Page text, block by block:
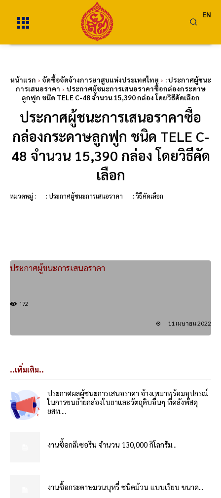
EN
หน้าแรก จัดซื้อจัดจ้างการยาสูบแห่งประเทศไทย
: ประกาศผู้ชนะ
การเสนอราคา
ประกาศผู้ชนะการเสนอราคาซื้อกล่องกระดาษ
ลูกฟูก ชนิด TELE C-48 จำนวน 15,390 กล่อง โดยวิธีคัดเลือก
ประกาศผู้ชนะการเสนอราคาซื้อ
กล่องกระดาษลูกฟูก ชนิด TELE C-
48 จำนวน 15,390 กล่อง โดยวิธีคัด
เลือก
หมวดหมู่ : : ประกาศผู้ชนะการเสนอราคา : วิธีคัดเลือก
ประกาศผู้ขนะการเสนอราคา
172
11 เมษายน 2022
..เพิ่มเติม..
ประกาศผลผู้ชนะการเสนอราคา จ้างเหมาพร้อมอุปกรณ์
ในการขนย้ายกล่องใบยาและวัตถุดิบอื่นๆ ที่คลังพัสดุ
ยสท....
งานซื้อกลีเซอรีน จำนวน 130,000 กิโลกรัม...
งานซื้อกระดาษมวนบุหรี่ ชนิดม้วน แบบเรียบ ขนาด...